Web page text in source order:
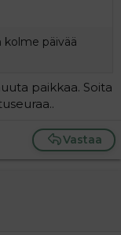
kolme päivää
paikkaa. Soita
Vastaa